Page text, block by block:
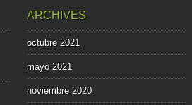
ARCHIVES
octubre 2021
mayo 2021
noviembre 2020